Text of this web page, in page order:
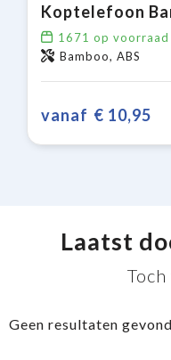
Koptelefoon
1671 op voorraad
Bamboo, ABS
vanaf € 10,95
Laatst
Geen resultaten